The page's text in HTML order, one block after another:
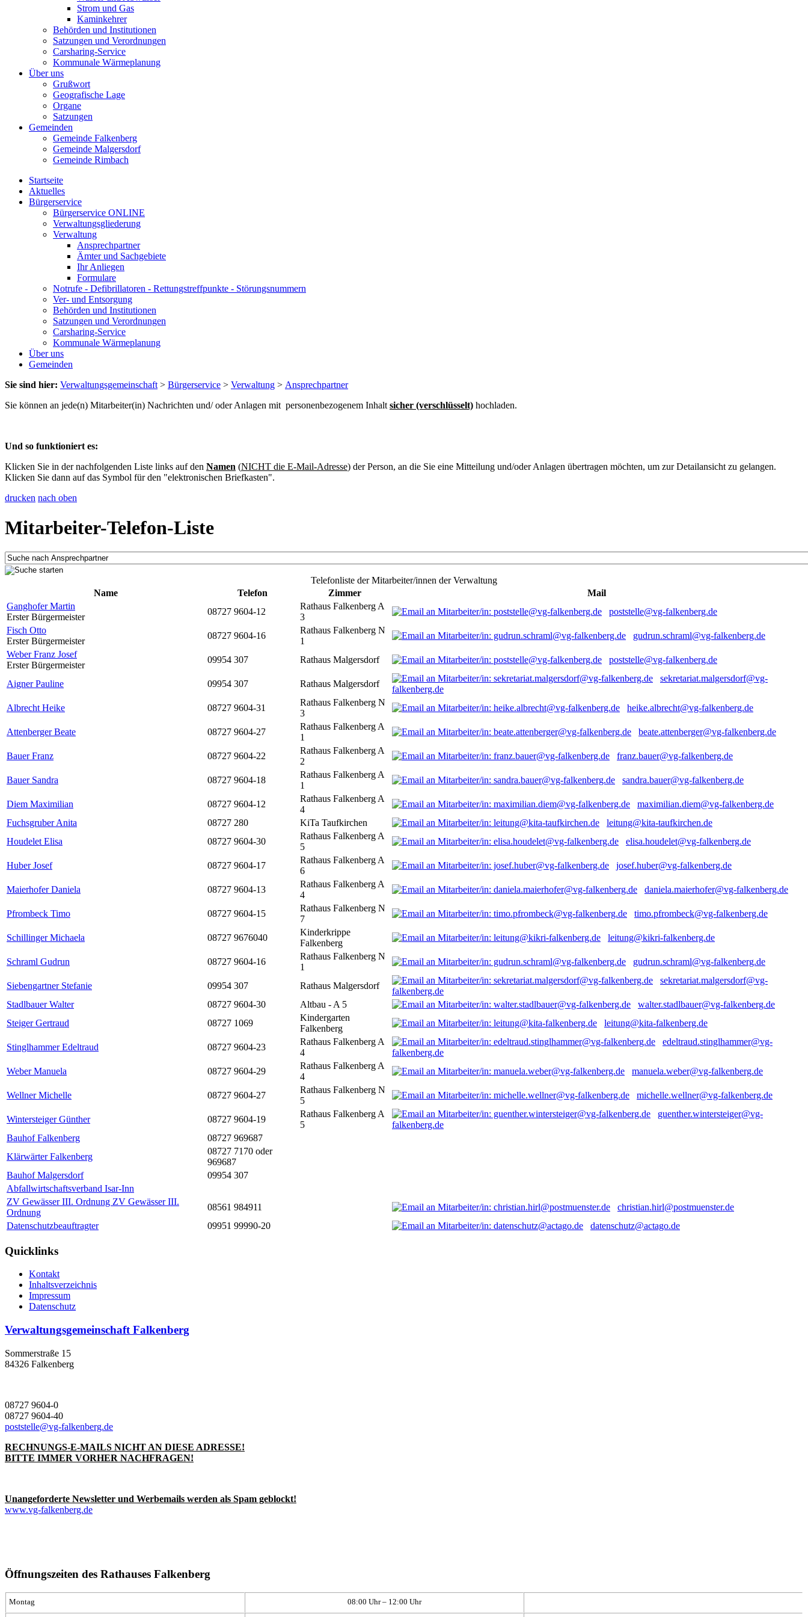
Strom und Gas
Kaminkehrer
Behörden und Institutionen
Satzungen und Verordnungen
Carsharing-Service
Kommunale Wärmeplanung
Über uns
Grußwort
Geografische Lage
Organe
Satzungen
Gemeinden
Gemeinde Falkenberg
Gemeinde Malgersdorf
Gemeinde Rimbach
Startseite
Aktuelles
Bürgerservice
Bürgerservice ONLINE
Verwaltungsgliederung
Verwaltung
Ansprechpartner
Ämter und Sachgebiete
Ihr Anliegen
Formulare
Notrufe - Defibrillatoren - Rettungstreffpunkte - Störungsnummern
Ver- und Entsorgung
Behörden und Institutionen
Satzungen und Verordnungen
Carsharing-Service
Kommunale Wärmeplanung
Über uns
Gemeinden
Sie sind hier: Verwaltungsgemeinschaft > Bürgerservice > Verwaltung > Ansprechpartner
Sie können an jede(n) Mitarbeiter(in) Nachrichten und/ oder Anlagen mit personenbezogenem Inhalt sicher (verschlüsselt) hochladen.
Und so funktioniert es:
Klicken Sie in der nachfolgenden Liste links auf den Namen (NICHT die E-Mail-Adresse) der Person, an die Sie eine Mitteilung und/oder Anlagen übertragen möchten, um zur Detailansicht zu gelangen.
Klicken Sie dann auf das Symbol für den "elektronischen Briefkasten".
drucken nach oben
Mitarbeiter-Telefon-Liste
Telefonliste der Mitarbeiter/innen der Verwaltung
Name
Telefon Zimmer
Mail
Ganghofer Martin
Erster Bürgermeister
08727 9604-12
Rathaus Falkenberg A
3
poststelle@vg-falkenberg.de
Fisch Otto
Erster Bürgermeister
08727 9604-16
Rathaus Falkenberg N
1
gudrun.schraml@vg-falkenberg.de
Weber Franz Josef
Erster Bürgermeister
09954 307 Rathaus Malgersdorf poststelle@vg-falkenberg.de
Aigner Pauline 09954 307 Rathaus Malgersdorf
sekretariat.malgersdorf@vg-
falkenberg.de
Albrecht Heike
08727 9604-31
Rathaus Falkenberg N
3
heike.albrecht@vg-falkenberg.de
Attenberger Beate 08727 9604-27
Rathaus Falkenberg A
1
beate.attenberger@vg-falkenberg.de
Bauer Franz 08727 9604-22
Rathaus Falkenberg A
2
franz.bauer@vg-falkenberg.de
Bauer Sandra 08727 9604-18
Rathaus Falkenberg A
1
sandra.bauer@vg-falkenberg.de
Diem Maximilian 08727 9604-12
Rathaus Falkenberg A
4
maximilian.diem@vg-falkenberg.de
Fuchsgruber Anita
08727 280 KiTa Taufkirchen
leitung@kita-taufkirchen.de
Houdelet Elisa
08727 9604-30
Rathaus Falkenberg A
5
elisa.houdelet@vg-falkenberg.de
Huber Josef 08727 9604-17
Rathaus Falkenberg A
6
josef.huber@vg-falkenberg.de
Maierhofer Daniela 08727 9604-13
Rathaus Falkenberg A
4
daniela.maierhofer@vg-falkenberg.de
Pfrombeck Timo 08727 9604-15
Rathaus Falkenberg N
7
timo.pfrombeck@vg-falkenberg.de
Schillinger Michaela 08727 9676040
Kinderkrippe
Falkenberg
leitung@kikri-falkenberg.de
Schraml Gudrun 08727 9604-16
Rathaus Falkenberg N
1
gudrun.schraml@vg-falkenberg.de
Siebengartner Stefanie 09954 307 Rathaus Malgersdorf
sekretariat.malgersdorf@vg-
falkenberg.de
Stadlbauer Walter
08727 9604-30 Altbau - A 5
walter.stadlbauer@vg-falkenberg.de
Steiger Gertraud
08727 1069
Kindergarten
Falkenberg
leitung@kita-falkenberg.de
Stinglhammer Edeltraud 08727 9604-23
Rathaus Falkenberg A
4
edeltraud.stinglhammer@vg-
falkenberg.de
Weber Manuela
08727 9604-29
Rathaus Falkenberg A
4
manuela.weber@vg-falkenberg.de
Wellner Michelle 08727 9604-27
Rathaus Falkenberg N
5
michelle.wellner@vg-falkenberg.de
Wintersteiger Günther 08727 9604-19
Rathaus Falkenberg A
5
guenther.wintersteiger@vg-
falkenberg.de
Bauhof Falkenberg
08727 969687
Klärwärter Falkenberg
08727 7170 oder
969687
Bauhof Malgersdorf
09954 307
Abfallwirtschaftsverband Isar-Inn
ZV Gewässer III. Ordnung ZV Gewässer III.
Ordnung
08561 984911
christian.hirl@postmuenster.de
Datenschutzbeauftragter
09951 99990-20 datenschutz@actago.de
Quicklinks
Kontakt
Inhaltsverzeichnis
Impressum
Datenschutz
Verwaltungsgemeinschaft Falkenberg
Sommerstraße 15
84326 Falkenberg
08727 9604-0
08727 9604-40
poststelle@vg-falkenberg.de
RECHNUNGS-E-MAILS NICHT AN DIESE ADRESSE!
BITTE IMMER VORHER NACHFRAGEN!
Unangeforderte Newsletter und Werbemails werden als Spam geblockt!
www.vg-falkenberg.de
Öffnungszeiten des Rathauses Falkenberg
Montag 08:00 Uhr – 12:00 Uhr